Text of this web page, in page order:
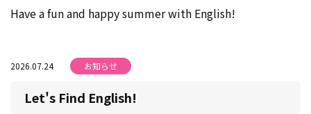
Have a fun and happy summer with English!
2026.07.24 お知らせ
Let's Find English!